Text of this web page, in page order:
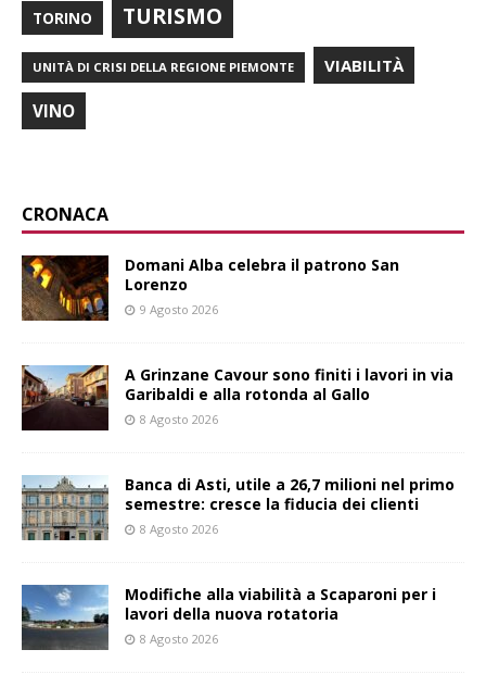
TORINO TURISMO
UNITÀ DI CRISI DELLA REGIONE PIEMONTE VIABILITÀ
VINO
CRONACA
Domani Alba celebra il patrono San
Lorenzo
9 Agosto 2026
A Grinzane Cavour sono finiti i lavori in via
Garibaldi e alla rotonda al Gallo
8 Agosto 2026
Banca di Asti, utile a 26,7 milioni nel primo
semestre: cresce la fiducia dei clienti
8 Agosto 2026
Modifiche alla viabilità a Scaparoni per i
lavori della nuova rotatoria
8 Agosto 2026